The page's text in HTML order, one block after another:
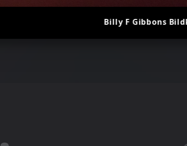
Billy F Gibbons